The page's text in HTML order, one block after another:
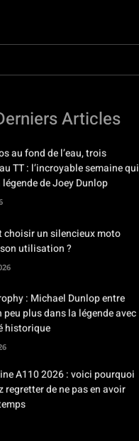
Articles
au fond de l’eau, trois
TT : l’incroyable semaine qui
de Joey Dunlop
choisir un silencieux moto
utilisation ?
: Michael Dunlop entre
peu plus dans la légende avec
historique
A110 2026 : voici pourquoi
regretter de ne pas en avoir